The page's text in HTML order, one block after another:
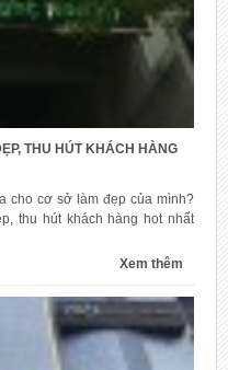
THU HÚT KHÁCH HÀNG
cho cơ sở làm đẹp của mình?
thu hút khách hàng hot nhất
Xem thêm